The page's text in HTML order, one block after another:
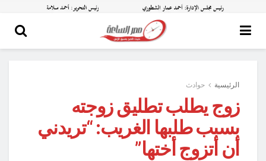
الرئيسية حوادث
زوج يطلب تطليق زوجته
بسبب طلبها الغريب: “تريدني
أن أتزوج أختها”